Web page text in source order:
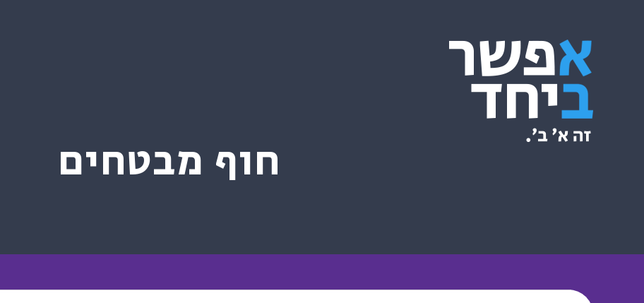
חוף מבטחים